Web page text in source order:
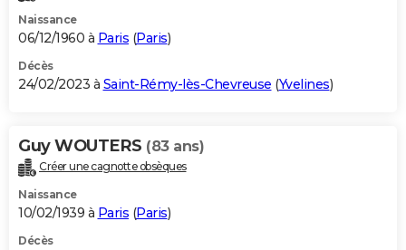
Naissance
06/12/1960 à Paris (Paris)
Décès
24/02/2023 à Saint-Rémy-lès-Chevreuse (Yvelines)
Guy WOUTERS (83 ans)
Créer une cagnotte obsèques
Naissance
10/02/1939 à Paris (Paris)
Décès